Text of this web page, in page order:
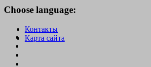
Choose language:
Контакты
Карта сайта